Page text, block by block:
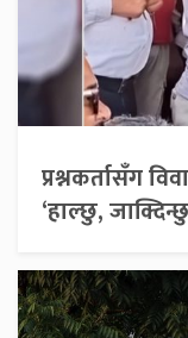
प्रश्नकर्तासँग
‘हाल्छु,